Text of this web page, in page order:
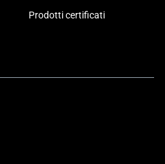
Prodotti certificati